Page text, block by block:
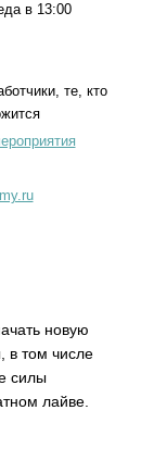
в 13:00
те, кто
новую
в том числе
силы
лайве.